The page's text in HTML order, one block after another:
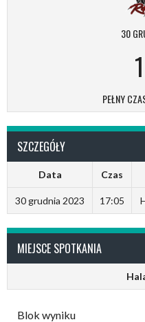
30
1
PEŁNY
SZCZEGÓŁY
Data Czas
30 grudnia 2023 17:05
MIEJSCE SPOTKANIA
Blok wyniku